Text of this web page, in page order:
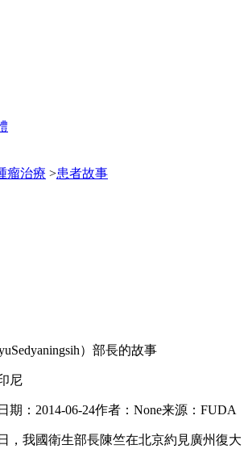
瘤治療 >患者故事
）部長的故事
尼
日期： 2014-06-24作者： None来源： FUDA
日，我國衛生部長陳竺在北京約見廣州復大